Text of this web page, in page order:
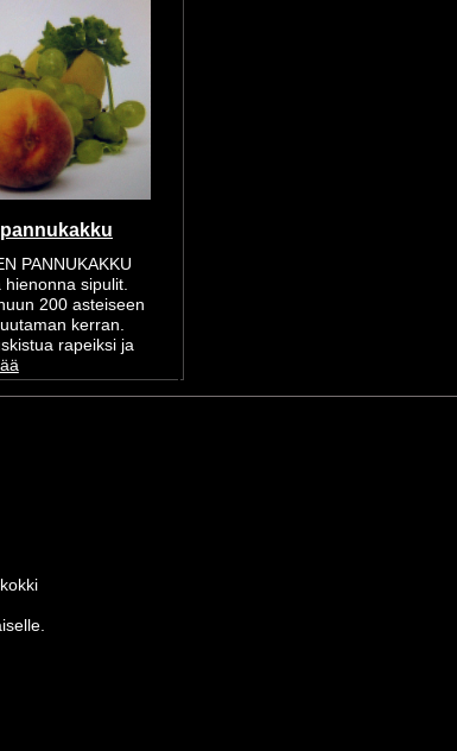
PANNUKAKKU
hienonna sipulit.
200 asteiseen
kerran.
rapeiksi ja